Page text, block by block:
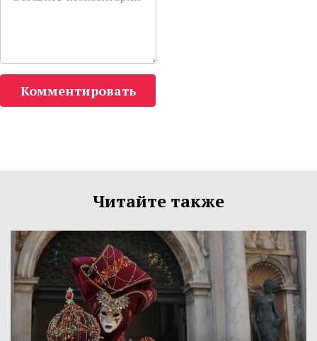
Комментировать
Читайте также